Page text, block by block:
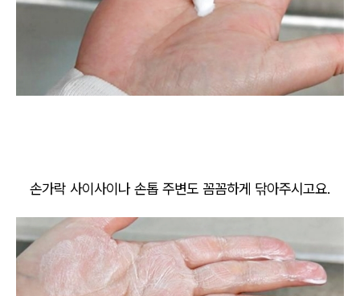
손가락 사이사이나 손톱 주변도 꼼꼼하게 닦아주시고요.